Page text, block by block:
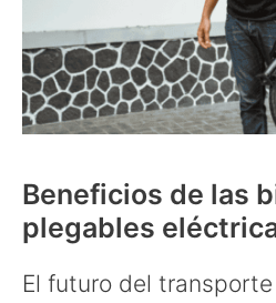
Beneficios de las
plegables
El futuro del